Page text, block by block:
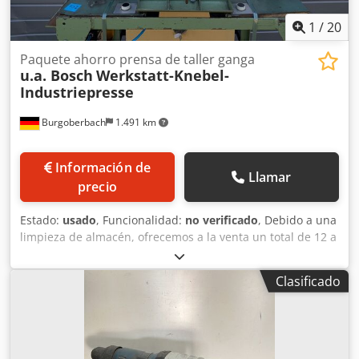
1 /20
Burgoberbach 1.491 km
Paquete ahorro prensa de taller ganga
u.a. Bosch Werkstatt-Knebel-
Industriepresse
Información de
precio
Llamar
Estado: usado, Funcionalidad: no verificado, Debido a una
limpieza de almacén, ofrecemos a la venta un total de 12 a
15 máquinas/prensas/prensas de taller usadas (ver
imágenes, entre ellas, de Bosch). Las máquinas están
montadas sobre bases/mesas robustas y son ideales para
talleres, producción, aficionados al bricolaje o para la
obtención de piezas de repuesto. Precio unitario: 60 € por
máquina Precio del paquete: ¡Quien se lleve las 7
máquinas por completo, obtendrá un precio de paquete
Clasificado